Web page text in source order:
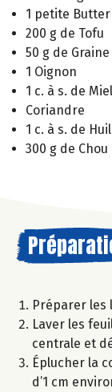
1 petite
200 g de Tofu
50 g de
1 Oignon
1 c. à s. de Miel
Coriandre
1 c. à s. de
300 g de Chou
Préparer les
Laver les
centrale et
Éplucher la
d’1 cm